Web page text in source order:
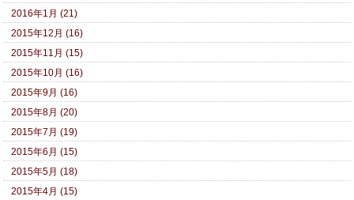
2016年1月 (21)
2015年12月 (16)
2015年11月 (15)
2015年10月 (16)
2015年9月 (16)
2015年8月 (20)
2015年7月 (19)
2015年6月 (15)
2015年5月 (18)
2015年4月 (15)